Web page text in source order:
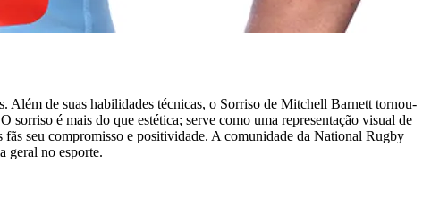
Além de suas habilidades técnicas, o Sorriso de Mitchell Barnett tornou-
sorriso é mais do que estética; serve como uma representação visual de
seu compromisso e positividade. A comunidade da National Rugby
geral no esporte.